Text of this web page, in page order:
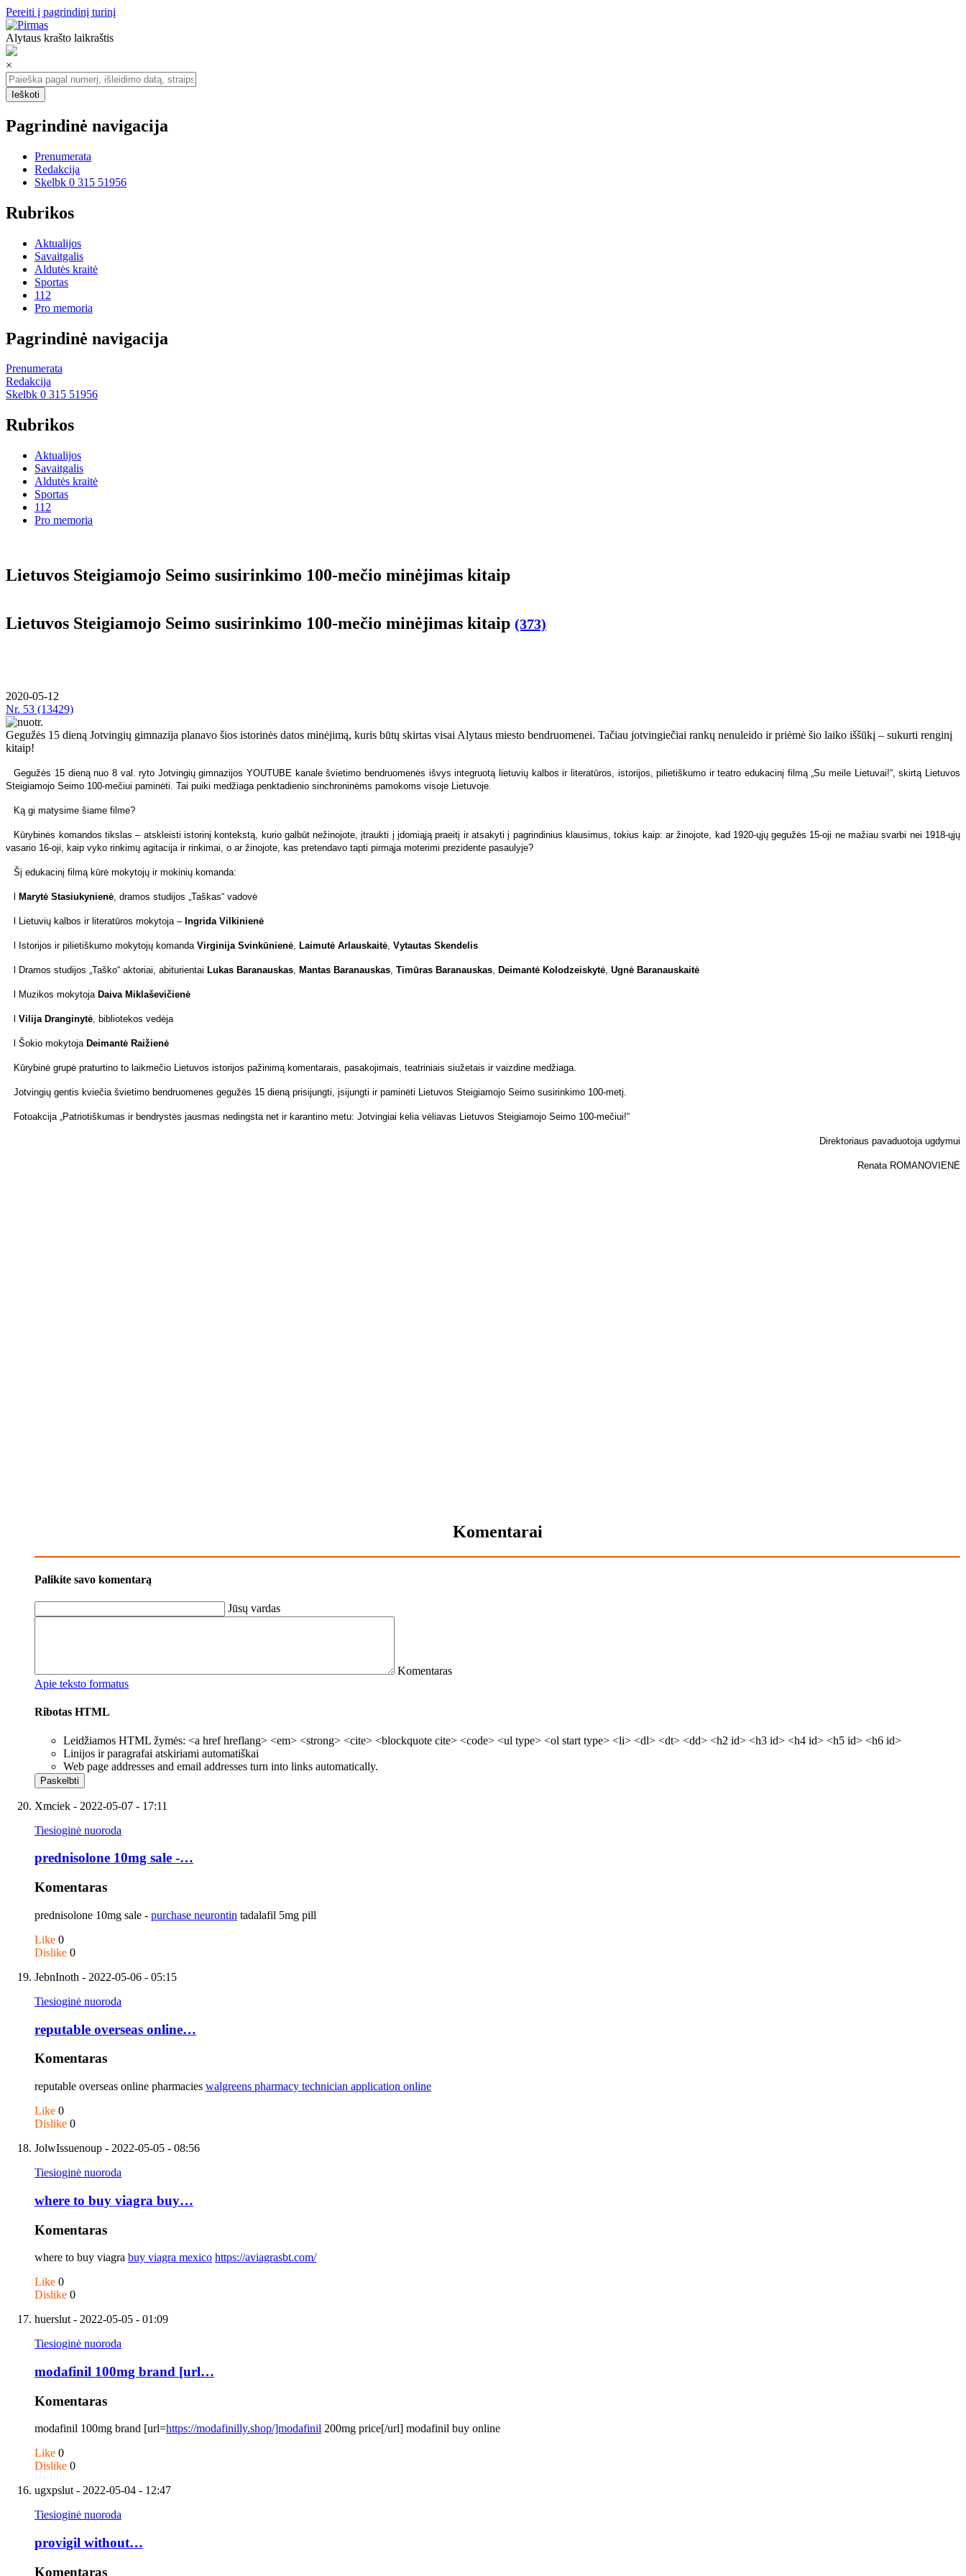
Pereiti į pagrindinį turinį
Alytaus krašto laikraštis
×
Pagrindinė navigacija
Prenumerata
Redakcija
Skelbk 0 315 51956
Rubrikos
Aktualijos
Savaitgalis
Aldutės kraitė
Sportas
112
Pro memoria
Pagrindinė navigacija
Prenumerata
Redakcija
Skelbk 0 315 51956
Rubrikos
Aktualijos
Savaitgalis
Aldutės kraitė
Sportas
112
Pro memoria
Lie­tu­vos Stei­gia­mo­jo Sei­mo su­si­rin­ki­mo 100-me­čio mi­nė­ji­mas ki­taip
Lie­tu­vos Stei­gia­mo­jo Sei­mo su­si­rin­ki­mo 100-me­čio mi­nė­ji­mas ki­taip (373)
2020-05-12
Nr. 53 (13429)
Ge­gu­žės 15 die­ną Jot­vin­gių gim­na­zi­ja pla­na­vo šios is­to­ri­nės da­tos mi­nė­ji­mą, ku­ris bū­tų skir­tas vi­sai Aly­taus mies­to ben­druo­me­nei. Ta­čiau jot­vin­gie­čiai ran­kų ne­nu­lei­do ir pri­ėmė šio lai­ko iš­šū­kį – su­kur­ti ren­gi­nį
ki­taip!
Ge­gu­žės 15 die­ną nuo 8 val. ry­to Jot­vin­gių gim­na­zi­jos YOU­TU­BE ka­na­le švie­ti­mo ben­druo­me­nės iš­vys in­teg­ruo­tą lie­tu­vių kal­bos ir li­te­ra­tū­ros, is­to­ri­jos, pi­lie­tiš­ku­mo ir te­at­ro edu­ka­ci­nį fil­mą „Su mei­le Lie­tu­vai!“, skir­tą Lie­tu­vos
Stei­gia­mo­jo Sei­mo 100-me­čiui pa­mi­nė­ti. Tai pui­ki me­džia­ga penk­ta­die­nio sin­chro­ni­nėms pa­mo­koms vi­so­je Lie­tu­vo­je.
Ką gi ma­ty­si­me šia­me fil­me?
Kū­ry­bi­nės ko­man­dos tiks­las – at­skleis­ti is­to­ri­nį kon­teks­tą, ku­rio gal­būt ne­ži­no­jo­te, įtrauk­ti į įdo­mi­ą­ją pra­ei­tį ir at­sa­ky­ti į pa­grin­di­nius klau­si­mus, to­kius kaip: ar ži­no­jo­te, kad 1920-ųjų ge­gu­žės 15-oji ne ma­žiau svar­bi nei 1918-ųjų
va­sa­rio 16-oji, kaip vy­ko rin­ki­mų agi­ta­ci­ja ir rin­ki­mai, o ar ži­no­jo­te, kas pre­ten­da­vo tap­ti pir­mą­ja mo­te­ri­mi pre­zi­den­te pa­sau­ly­je?
Šį edu­ka­ci­nį fil­mą kū­rė mo­ky­to­jų ir mo­ki­nių ko­man­da:
Ma­ry­tė Sta­siu­ky­nie­nė , dra­mos stu­di­jos „Taš­kas“ va­do­vė
l Lie­tu­vių kal­bos ir li­te­ra­tū­ros mo­ky­to­ja –In­gri­da Vil­ki­nie­nė
l Is­to­ri­jos ir pi­lie­tiš­ku­mo mo­ky­to­jų ko­man­daVir­gi­ni­ja Svin­kū­nie­nė Lai­mu­tė Ar­laus­kai­tė ,Vy­tau­tas Sken­de­lis
l Dra­mos stu­di­jos „Taš­ko“ ak­to­riai, abi­tu­rien­tai Lu­kas Ba­ra­naus­kas Man­tas Ba­ra­naus­kas Ti­mū­ras Ba­ra­naus­kas Dei­man­tė Ko­lo­dzeis­ky­tė Ug­nė Ba­ra­naus­kai­tė
l Mu­zi­kos mo­ky­to­ja Dai­va Mik­la­še­vičie­nė
lVi­li­ja Dran­gi­ny­tė , bib­lio­te­kos ve­dė­ja
l Šokio mokytoja Deimantė Raižienė
Kū­ry­bi­nė gru­pė pra­tur­ti­no to laik­me­čio Lie­tu­vos is­to­ri­jos pa­ži­ni­mą ko­men­ta­rais, pa­sa­ko­ji­mais, te­at­ri­niais siu­že­tais ir vaiz­di­ne me­džia­ga.
Jot­vin­gių gen­tis kvie­čia švie­ti­mo ben­druo­me­nes ge­gu­žės 15 die­ną pri­si­jung­ti, įsi­jung­ti ir pa­mi­nė­ti Lie­tu­vos Stei­gia­mo­jo Sei­mo su­si­rin­ki­mo 100-me­tį.
Fo­to­ak­ci­ja „Pa­trio­tiš­ku­mas ir ben­drys­tės jaus­mas ne­dings­ta net ir ka­ran­ti­no me­tu: Jot­vin­giai ke­lia vė­lia­vas Lie­tu­vos Stei­gia­mo­jo Sei­mo 100-me­čiui!“
Di­rek­to­riaus pa­va­duo­to­ja ug­dy­mui
Re­na­ta RO­MA­NO­VIE­NĖ
Komentarai
Palikite savo komentarą
Jūsų vardas
Komentaras
Apie teksto formatus
Ribotas HTML
Leidžiamos HTML žymės: <a href hreflang> <em> <strong> <cite> <blockquote cite> <code> <ul type> <ol start type> <li> <dl> <dt> <dd> <h2 id> <h3 id> <h4 id> <h5 id> <h6 id>
Linijos ir paragrafai atskiriami automatiškai
Web page addresses and email addresses turn into links automatically.
Xmciek - 2022-05-07 - 17:11
Tiesioginė nuoroda
prednisolone 10mg sale -…
Komentaras
prednisolone 10mg sale - purchase neurontin tadalafil 5mg pill
Like 0
Dislike 0
JebnInoth - 2022-05-06 - 05:15
Tiesioginė nuoroda
reputable overseas online…
Komentaras
reputable overseas online pharmacies walgreens pharmacy technician application online
Like 0
Dislike 0
JolwIssuenoup - 2022-05-05 - 08:56
Tiesioginė nuoroda
where to buy viagra buy…
Komentaras
where to buy viagra buy viagra mexico https://aviagrasbt.com/
Like 0
Dislike 0
huerslut - 2022-05-05 - 01:09
Tiesioginė nuoroda
modafinil 100mg brand [url…
Komentaras
modafinil 100mg brand [url=https://modafinilly.shop/]modafinil 200mg price[/url] modafinil buy online
Like 0
Dislike 0
ugxpslut - 2022-05-04 - 12:47
Tiesioginė nuoroda
provigil without…
Komentaras